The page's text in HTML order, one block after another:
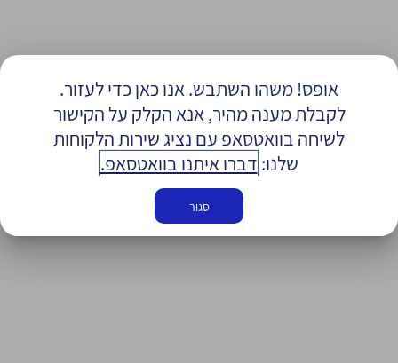
אופס! משהו השתבש. אנו כאן כדי לעזור.
לקבלת מענה מהיר, אנא הקלק על הקישור
לשיחה בוואטסאפ עם נציג שירות הלקוחות
שלנו: דברו איתנו בוואטסאפ.
סגור